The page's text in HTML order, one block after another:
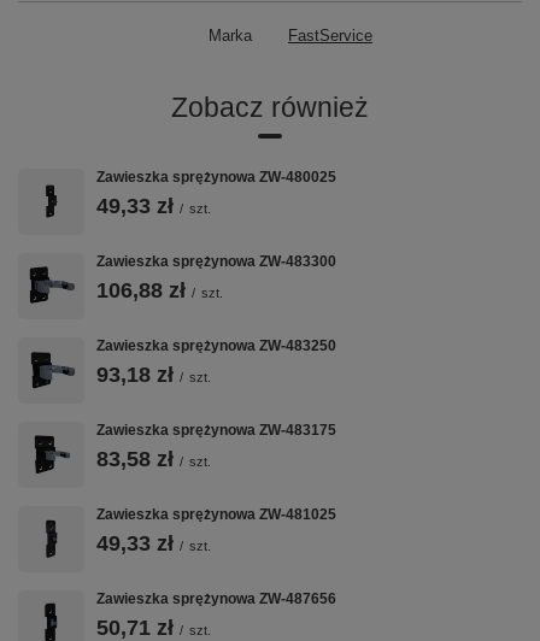
Marka FastService
Zobacz również
Zawieszka sprężynowa ZW-480025
49,33 zł / szt.
Zawieszka sprężynowa ZW-483300
106,88 zł / szt.
Zawieszka sprężynowa ZW-483250
93,18 zł / szt.
Zawieszka sprężynowa ZW-483175
83,58 zł / szt.
Zawieszka sprężynowa ZW-481025
49,33 zł / szt.
Zawieszka sprężynowa ZW-487656
50,71 zł / szt.